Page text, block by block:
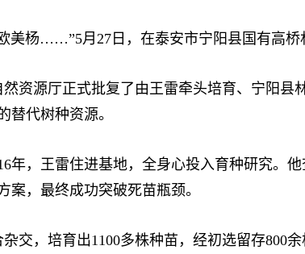
杨……”5月27日，在泰安市宁阳县国有高桥
源厅正式批复了由王雷牵头培育、宁阳县
替代树种资源。
，王雷住进基地，全身心投入育种研究。
案，最终成功突破死苗瓶颈。
，培育出1100多株种苗，经初选留存800余